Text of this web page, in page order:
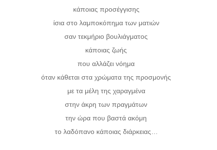
κάποιας προσέγγισης
ίσια στο λαμποκόπημα των ματιών
σαν τεκμήριο βουλιάγματος
κάποιας ζωής
που αλλάζει νόημα
όταν κάθεται στα χρώματα της προσμονής
με τα μέλη της χαραγμένα
στην άκρη των πραγμάτων
την ώρα που βαστά ακόμη
το λαδόπανο κάποιας διάρκειας…